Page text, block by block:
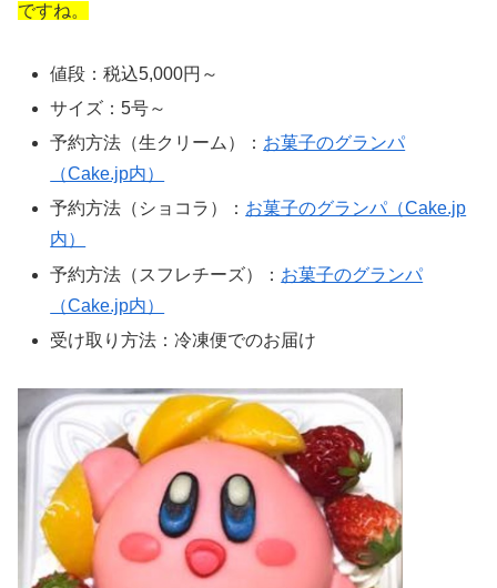
ですね。
値段：税込5,000円～
サイズ：5号～
予約方法（生クリーム）： お菓子のグランパ
（Cake.jp内）
予約方法（ショコラ）： お菓子のグランパ（Cake.jp
内）
予約方法（スフレチーズ）： お菓子のグランパ
（Cake.jp内）
受け取り方法：冷凍便でのお届け